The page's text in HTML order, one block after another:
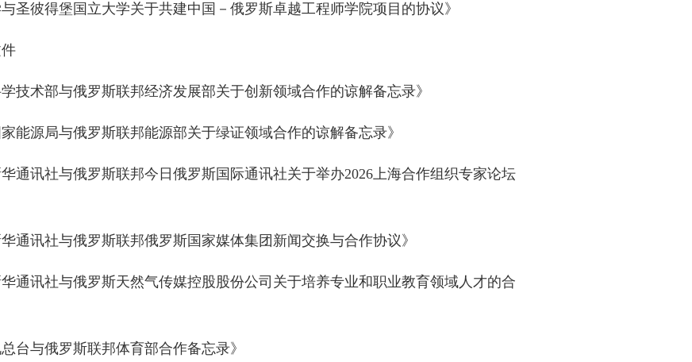
圣彼得堡国立大学关于共建中国－俄罗斯卓越工程师学院项目的协议》
技术部与俄罗斯联邦经济发展部关于创新领域合作的谅解备忘录》
能源局与俄罗斯联邦能源部关于绿证领域合作的谅解备忘录》
华通讯社与俄罗斯联邦今日俄罗斯国际通讯社关于举办2026上海合作组织专家论坛
通讯社与俄罗斯联邦俄罗斯国家媒体集团新闻交换与合作协议》
华通讯社与俄罗斯天然气传媒控股股份公司关于培养专业和职业教育领域人才的合
台与俄罗斯联邦体育部合作备忘录》